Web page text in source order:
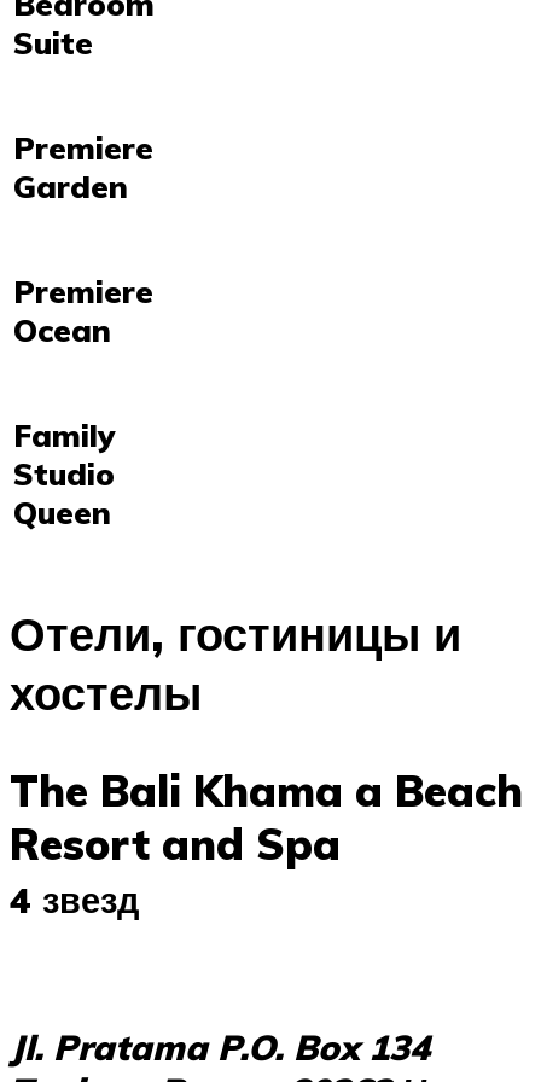
Suite
Premiere
Garden
Premiere
Ocean
Family
Studio
Queen
Отели, гостиницы и
хостелы
The Bali Khama a Beach
Resort and Spa
4 звезд
Jl. Pratama P.O. Box 134